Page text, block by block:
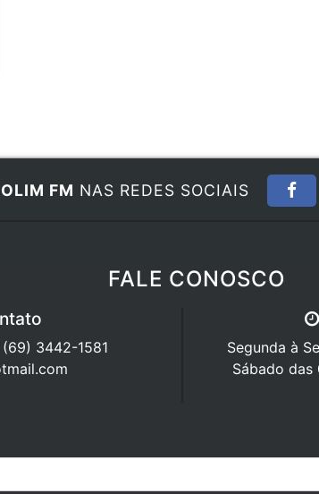
FM NAS REDES SOCIAIS
FALE CONOSCO
3442-1581
Segunda à
Sábado das